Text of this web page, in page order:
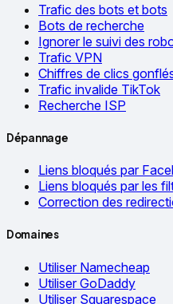
Trafic des bots et bots
Bots de recherche
Ignorer le suivi des
Trafic VPN
Chiffres de clics
Trafic invalide TikTok
Recherche ISP
Dépannage
Liens bloqués par
Liens bloqués par les
Correction des
Domaines
Utiliser Namecheap
Utiliser GoDaddy
Utiliser Squarespace